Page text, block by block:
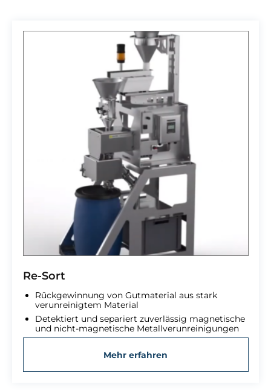
Re-Sort
Rückgewinnung von Gutmaterial aus stark
verunreinigtem Material
Detektiert und separiert zuverlässig magnetische
und nicht-magnetische Metallverunreinigungen
Mehr erfahren